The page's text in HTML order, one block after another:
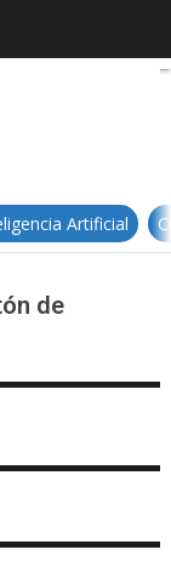
la
Artificial
de